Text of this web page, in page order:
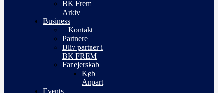
BK Frem
Arkiv
Business
– Kontakt –
Partnere
Bliv partner i
BK FREM
Fanejerskab
Køb
Anpart
Events